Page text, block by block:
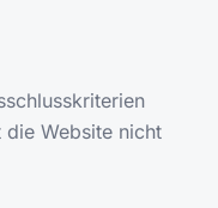
Website nicht